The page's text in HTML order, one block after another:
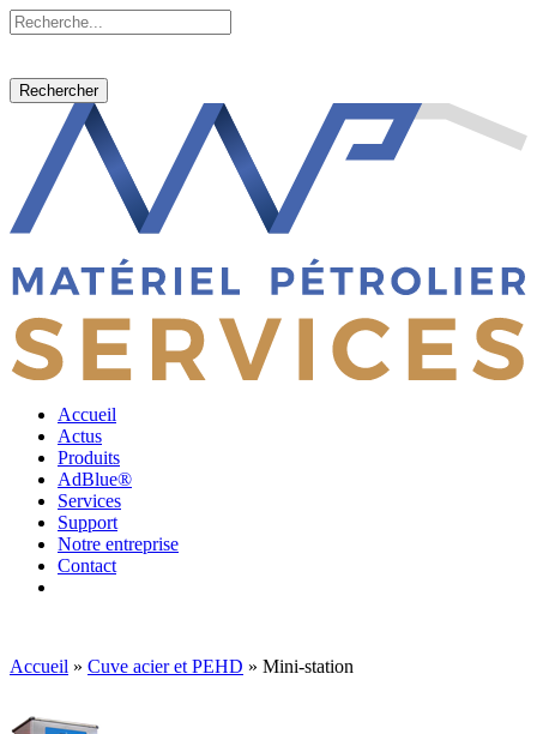
Rechercher
Accueil
Actus
Produits
AdBlue®
Services
Support
Notre entreprise
Contact
Accueil » Cuve acier et PEHD » Mini-station